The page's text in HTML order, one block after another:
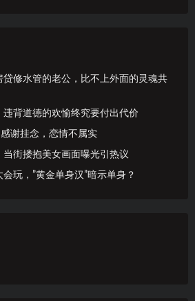
修水管的老公，比不上外面的灵魂共
背道德的欢愉终究要付出代价
谢挂念，恋情不属实
街搂抱美女画面曝光引热议
玩，”黄金单身汉”暗示单身？